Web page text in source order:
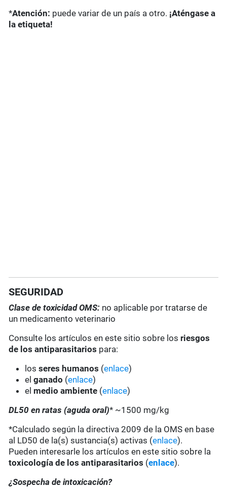
*Atención: puede variar de un país a otro. ¡Aténgase a
la etiqueta!
SEGURIDAD
Clase de toxicidad OMS: no aplicable por tratarse de
un medicamento veterinario
Consulte los artículos en este sitio sobre los riesgos
de los antiparasitarios para:
losseres humanos (enlace)
elganado (enlace)
el medio ambiente (enlace)
DL50 en ratas (aguda oral)* ~1500 mg/kg
*Calculado según la directiva 2009 de la OMS en base
al LD50 de la(s) sustancia(s) activas (enlace).
Pueden interesarle los artículos en este sitio sobre la
toxicología de los antiparasitarios (enlace).
¿Sospecha de intoxicación?